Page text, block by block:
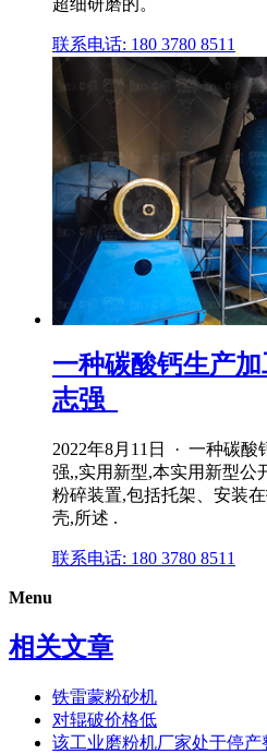
超细研磨的。
联系电话: 180 3780 8511
一种碳酸钙生产
志强_
2022年8月11日 · 一种碳
强,,实用新型,本实用新型公
粉碎装置,包括托架、安装
壳,所述 .
联系电话: 180 3780 8511
Menu
相关文章
铁雷蒙粉砂机
对辊破价格低
该工业磨粉机厂家处于停产